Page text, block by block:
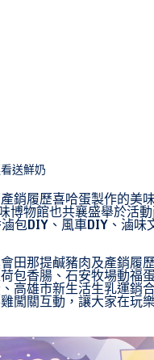
送鮮奶
銷履歷喜哈蛋製作的美
博物館也共襄盛舉於活
包DIY、風車DIY、滷味
田那提鹹豬肉及產銷履
包香腸、石安牧場動福
高雄市新生活生乳運銷
闖關互動，讓大家在玩